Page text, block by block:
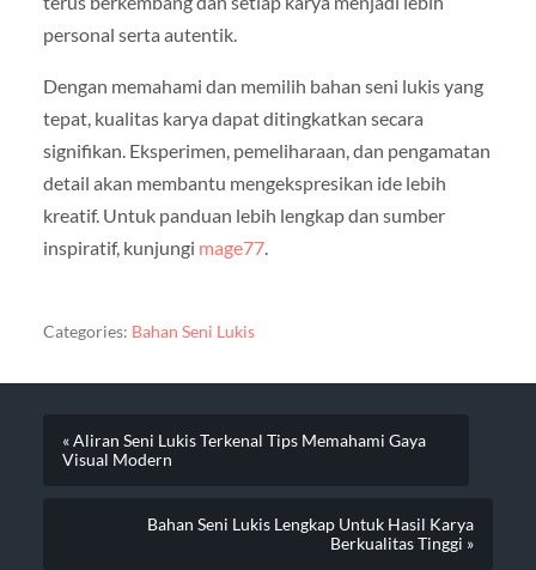
personal serta autentik.
Dengan memahami dan memilih bahan seni lukis yang
tepat, kualitas karya dapat ditingkatkan secara
signifikan. Eksperimen, pemeliharaan, dan pengamatan
detail akan membantu mengekspresikan ide lebih
kreatif. Untuk panduan lebih lengkap dan sumber
inspiratif, kunjungi mage77.
Categories: Bahan Seni Lukis
« Aliran Seni Lukis Terkenal Tips Memahami Gaya
Visual Modern
Bahan Seni Lukis Lengkap Untuk Hasil Karya
Berkualitas Tinggi »